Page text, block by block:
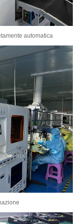
automatica